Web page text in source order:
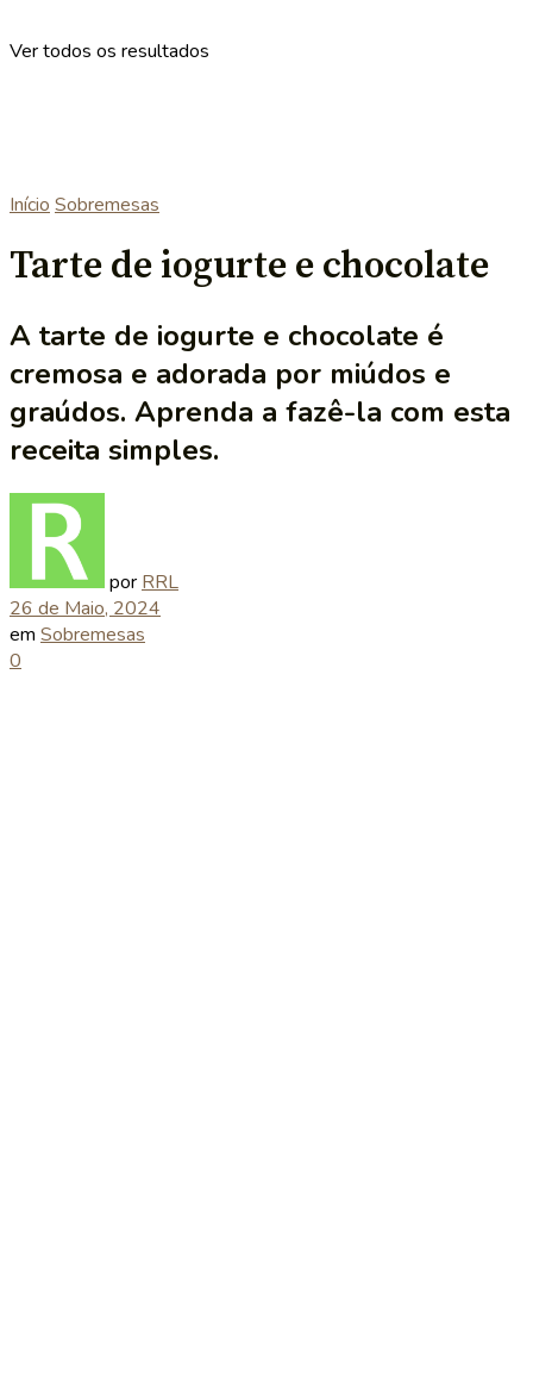
Ver todos os resultados
Início Sobremesas
Tarte de iogurte e chocolate
A tarte de iogurte e chocolate é
cremosa e adorada por miúdos e
graúdos. Aprenda a fazê-la com esta
receita simples.
por RRL
26 de Maio, 2024
em Sobremesas
0